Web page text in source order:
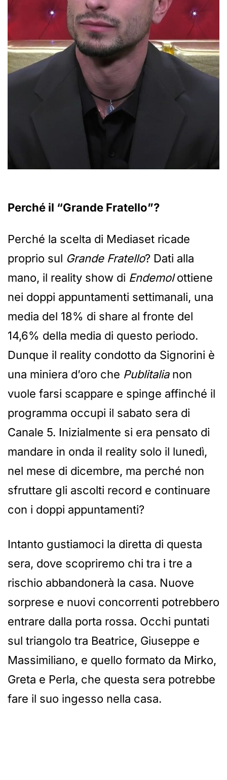
Perché il “Grande Fratello”?
Perché la scelta di Mediaset ricade
proprio sul Grande Fratello? Dati alla
mano, il reality show di Endemolottiene
nei doppi appuntamenti settimanali, una
media del 18% di share al fronte del
14,6% della media di questo periodo.
Dunque il reality condotto da Signorini è
una miniera d’oro che Publitalianon
vuole farsi scappare e spinge affinché il
programma occupi il sabato sera di
Canale 5. Inizialmente si era pensato di
mandare in onda il reality solo il lunedì,
nel mese di dicembre, ma perché non
sfruttare gli ascolti record e continuare
con i doppi appuntamenti?
Intanto gustiamoci la diretta di questa
sera, dove scopriremo chi tra i tre a
rischio abbandonerà la casa. Nuove
sorprese e nuovi concorrenti potrebbero
entrare dalla porta rossa. Occhi puntati
sul triangolo tra Beatrice, Giuseppe e
Massimiliano, e quello formato da Mirko,
Greta e Perla, che questa sera potrebbe
fare il suo ingesso nella casa.